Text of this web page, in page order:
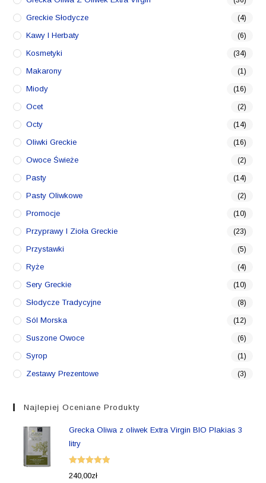
Greckie Słodycze (4)
Kawy I Herbaty (6)
Kosmetyki (34)
Makarony (1)
Miody (16)
Ocet (2)
Octy (14)
Oliwki Greckie (16)
Owoce Świeże (2)
Pasty (14)
Pasty Oliwkowe (2)
Promocje (10)
Przyprawy I Zioła Greckie (23)
Przystawki (5)
Ryże (4)
Sery Greckie (10)
Słodycze Tradycyjne (8)
Sól Morska (12)
Suszone Owoce (6)
Syrop (1)
Zestawy Prezentowe (3)
Najlepiej Oceniane Produkty
Grecka Oliwa z oliwek Extra Virgin BIO Plakias 3
litry
Oceniono
240,00zł